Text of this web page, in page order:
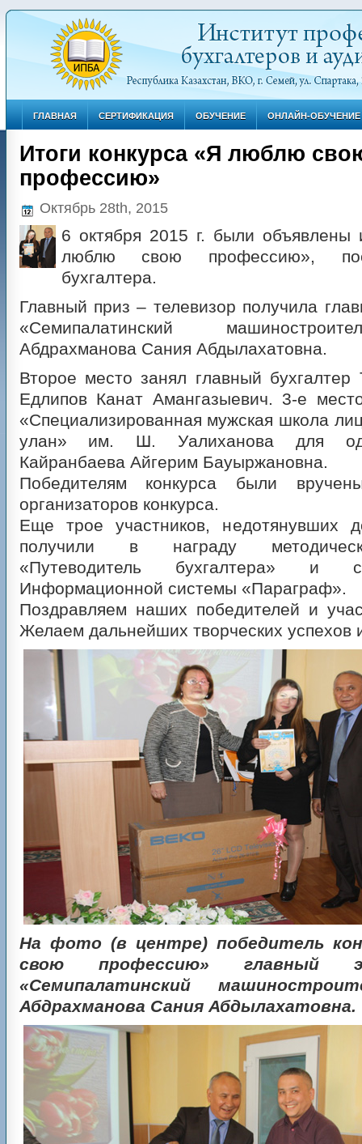
ГЛАВНАЯ СЕРТИФИКАЦИЯ ОБУЧЕНИЕ ОНЛАЙН-ОБУЧЕНИЕ
Итоги конкурса «Я люблю
профессию»
Октябрь 28th, 2015
6 октября 2015 г. были объявлены
люблю свою профессию»,
бухгалтера.
Главный приз – телевизор получила
«Семипалатинский
Абдрахманова Сания Абдылахатовна.
Второе место занял главный
Едлипов Канат Амангазыевич. 3-е
«Специализированная мужская школа
улан» им. Ш. Уалиханова для
Кайранбаева Айгерим Бауыржановна.
Победителям конкурса были
организаторов конкурса.
Еще трое участников, недотянувших
получили в награду
«Путеводитель бухгалтера» и
Информационной системы «Параграф».
Поздравляем наших победителей и
Желаем дальнейших творческих успехов
На фото (в центре) победитель
свою профессию» главный
«Семипалатинский
Абдрахманова Сания Абдылахатовна.